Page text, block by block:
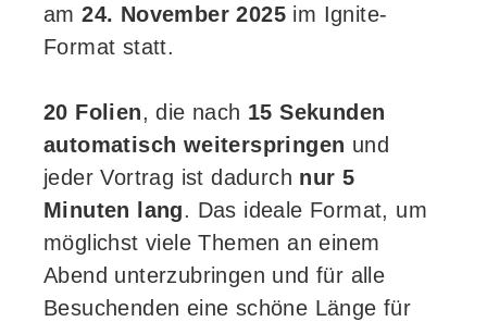
am24. November 2025 im Ignite-
Format statt.
20 Folien, die nach 15 Sekunden
automatisch weiterspringen und
jeder Vortrag ist dadurch nur 5
Minuten lang. Das ideale Format, um
möglichst viele Themen an einem
Abend unterzubringen und für alle
Besuchenden eine schöne Länge für